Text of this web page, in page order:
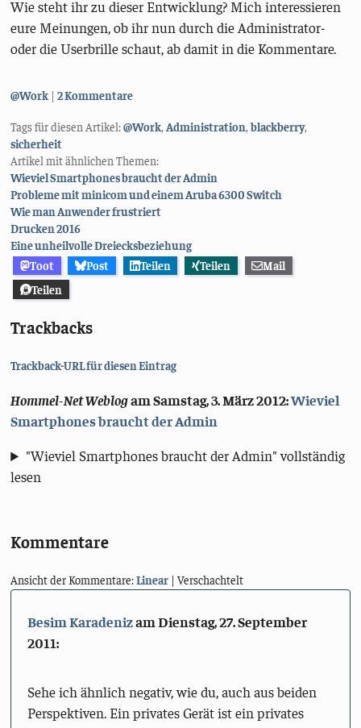
Wie steht ihr zu dieser Entwicklung? Mich interessieren
eure Meinungen, ob ihr nun durch die Administrator-
oder die Userbrille schaut, ab damit in die Kommentare.
Kategorien:
@Work 2 Kommentare
Tags für diesen Artikel:@Work,Administration,blackberry,
sicherheit
Artikel mit ähnlichen Themen:
Wieviel Smartphones braucht der Admin
Probleme mit minicom und einem Aruba 6300 Switch
Wie man Anwender frustriert
Drucken 2016
Eine unheilvolle Dreiecksbeziehung
Toot
Post Teilen Teilen
Mail
Teilen
Trackbacks
Trackback-URL für diesen Eintrag
Hommel-Net WeblogamSamstag, 3. März 2012:Wieviel
Smartphones braucht der Admin
"Wieviel Smartphones braucht der Admin" vollständig
lesen
Kommentare
Ansicht der Kommentare:Linear | Verschachtelt
Besim KaradenizamDienstag, 27. September
2011:
Sehe ich ähnlich negativ, wie du, auch aus beiden
Perspektiven. Ein privates Gerät ist ein privates